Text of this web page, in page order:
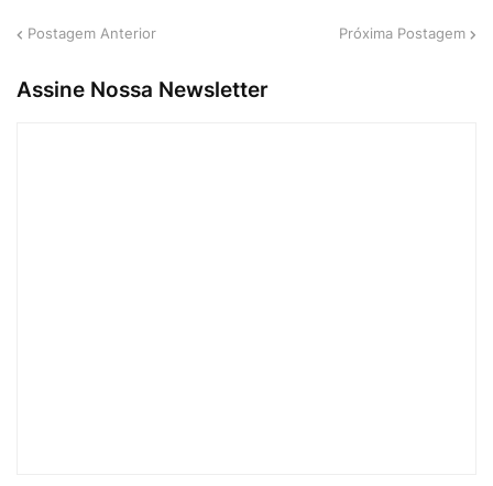
Postagem Anterior Próxima Postagem
Assine Nossa Newsletter